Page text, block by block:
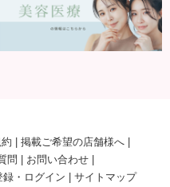
掲載ご希望の店舗様へ
問
お問い合わせ
・ログイン サイトマップ